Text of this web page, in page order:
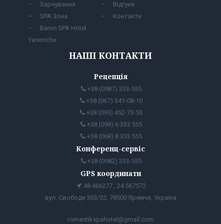
Харчування
SPA Зона
Baron SPA Hotel
Yaremche
Відгуки
Контакти
НАШІ КОНТАКТИ
Рецепція
+38 (0987) 333-555
+38 (067) 341-08-10
+38 (095) 452-73-53
+38 (098) 6 333 555
+38 (068) 8 333 555
Конференц-сервіс
+38 (0982) 333-555
GPS координати
48.466277 , 24.567572
вул. Свободи 363/32, 78500 Яремче, Україна
romantikspahotel@gmail.com